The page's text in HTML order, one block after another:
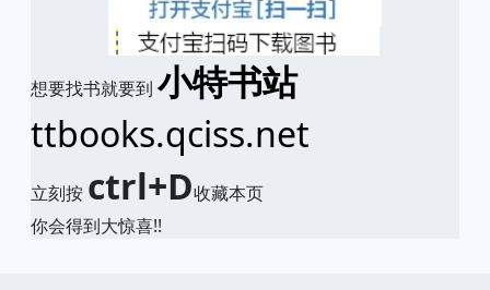
想要找书就要到 小特书站
ttbooks.qciss.net
立刻按 ctrl+D收藏本页
你会得到大惊喜!!